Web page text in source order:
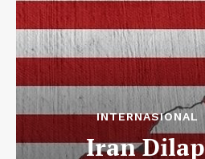
INTERNASIONAL
Iran